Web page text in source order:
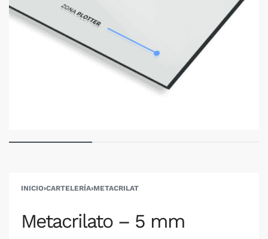
INICIO›CARTELERÍA›METACRILAT
Metacrilato – 5 mm